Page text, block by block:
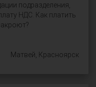
подразделения,
НДС. Как платить
Матвей, Красноярск